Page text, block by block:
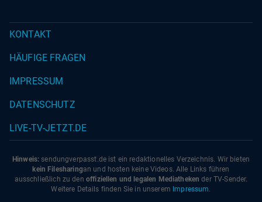
KONTAKT
HÄUFIGE FRAGEN
IMPRESSUM
DATENSCHUTZ
LIVE-TV-JETZT.DE
Hinweis: sendungverpasst.de ist ein redaktionelles Verzeichnis. Wir bieten
kein Filesharingan und hosten keine Videos. Alle Links führen
ausschließlich zu den offiziellen und legalen Mediatheken der TV-Sender.
Weitere Details finden Sie in unserem Impressum.